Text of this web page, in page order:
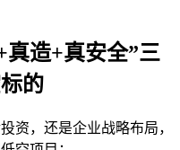
真造+真安全”三
的
资，还是企业战略布局，